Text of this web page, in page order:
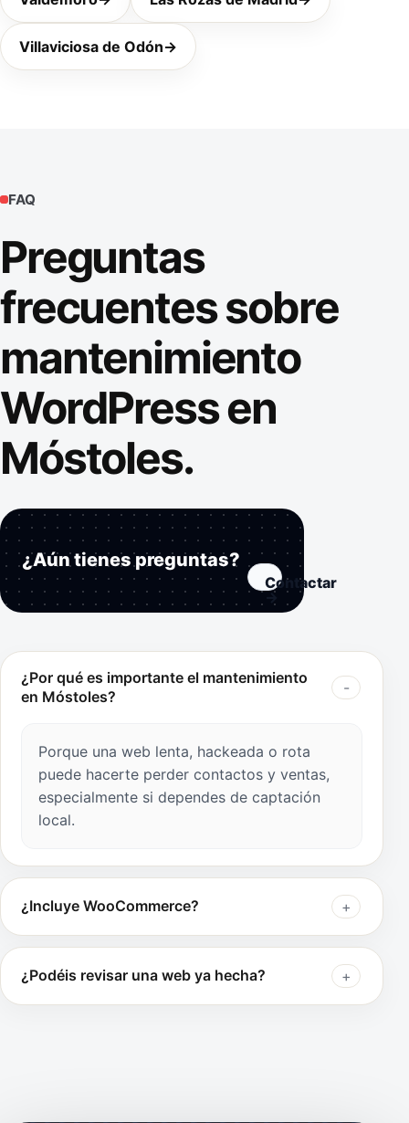
Villaviciosa de Odón→
FAQ
Preguntas
frecuentes sobre
mantenimiento
WordPress en
Móstoles.
¿Aún tienes preguntas?
Contactar
→
¿Por qué es importante el mantenimiento
en Móstoles?
Porque una web lenta, hackeada o rota
puede hacerte perder contactos y ventas,
especialmente si dependes de captación
local.
¿Incluye WooCommerce?
¿Podéis revisar una web ya hecha?